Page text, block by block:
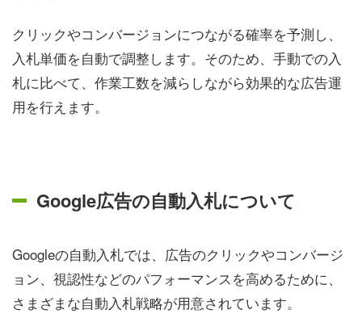
クリックやコンバージョンにつながる確率を予測し、
入札単価を自動で調整します。そのため、手動での入
札に比べて、作業工数を減らしながら効果的な広告運
用を行えます。
Google広告の自動入札について
Googleの自動入札では、広告のクリックやコンバージ
ョン、視認性などのパフォーマンスを高めるために、
さまざまな自動入札戦略が用意されています。